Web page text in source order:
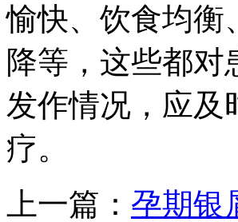
愉快、饮食均衡
降等，这些都
发作情况，应及
疗。
上一篇： 孕期银